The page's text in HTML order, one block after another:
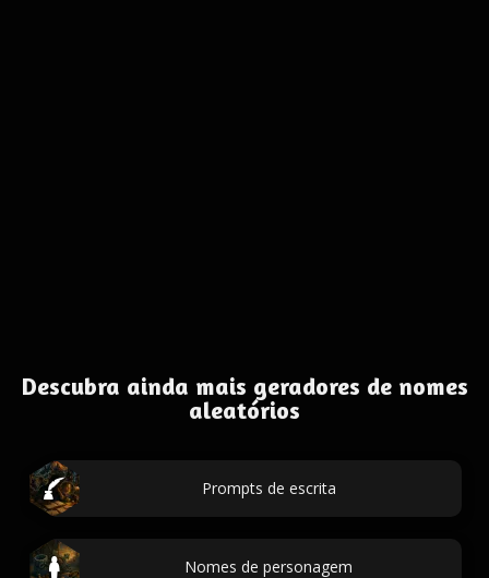
Descubra ainda mais geradores de nomes
aleatórios
Prompts de escrita
Nomes de personagem